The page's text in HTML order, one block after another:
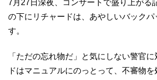
7月27日深夜、コンサートで盛り上がる
の下にリチャードは、あやしいバックパ
す。
「ただの忘れ物だ」と気にしない警官
ドはマニュアルにのっとって、不審物